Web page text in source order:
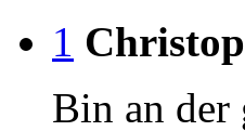
1
Bin an der